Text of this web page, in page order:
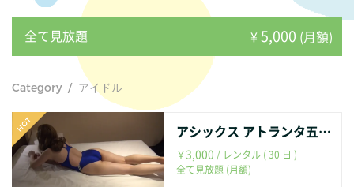
全て見放題 ¥5,000 (月額)
Category / アイドル
アシックス アトランタ五輪モデル
￥3,000 / レンタル ( 30 日 )
全て見放題 (月額)